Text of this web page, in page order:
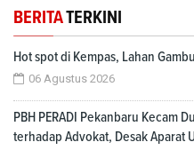
BERITATERKINI
Hot spot di Kempas, Lahan
06 Agustus 2026
PBH PERADI Pekanbaru Kecam
terhadap Advokat, Desak Aparat